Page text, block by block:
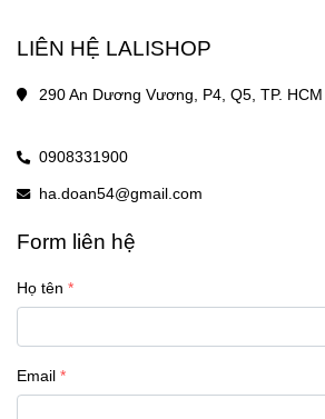
LIÊN HỆ LALISHOP
290 An Dương Vương, P4, Q5, TP. HCM
0908331900
ha.doan54@gmail.com
Form liên hệ
Họ tên
Email